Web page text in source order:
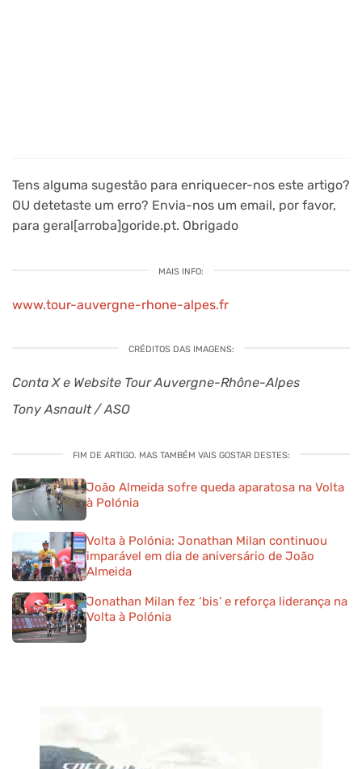
Tens alguma sugestão para enriquecer-nos este artigo?
OU detetaste um erro? Envia-nos um email, por favor,
para geral[arroba]goride.pt. Obrigado
MAIS INFO:
www.tour-auvergne-rhone-alpes.fr
CRÉDITOS DAS IMAGENS:
Conta X e Website Tour Auvergne-Rhône-Alpes
Tony Asnault / ASO
FIM DE ARTIGO. MAS TAMBÉM VAIS GOSTAR DESTES:
João Almeida sofre queda aparatosa na Volta
à Polónia
Volta à Polónia: Jonathan Milan continuou
imparável em dia de aniversário de João
Almeida
Jonathan Milan fez ‘bis’ e reforça liderança na
Volta à Polónia